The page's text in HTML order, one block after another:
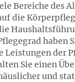
Bereiche des
die
haben
Leistungen der
Sie einen
und